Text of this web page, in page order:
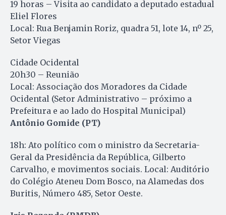
19 horas – Visita ao candidato a deputado estadual
Eliel Flores
Local: Rua Benjamin Roriz, quadra 51, lote 14, nº 25,
Setor Viegas
Cidade Ocidental
20h30 – Reunião
Local: Associação dos Moradores da Cidade
Ocidental (Setor Administrativo – próximo a
Prefeitura e ao lado do Hospital Municipal)
Antônio Gomide (PT)
18h: Ato político com o ministro da Secretaria-
Geral da Presidência da República, Gilberto
Carvalho, e movimentos sociais. Local: Auditório
do Colégio Ateneu Dom Bosco, na Alamedas dos
Buritis, Número 485, Setor Oeste.